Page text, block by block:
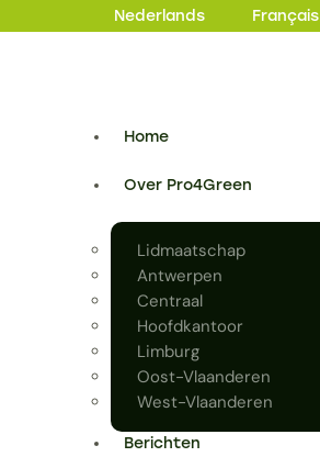
Nederlands Français
Home
Over Pro4Green
Lidmaatschap
Antwerpen
Centraal
Hoofdkantoor
Limburg
Oost-Vlaanderen
West-Vlaanderen
Berichten